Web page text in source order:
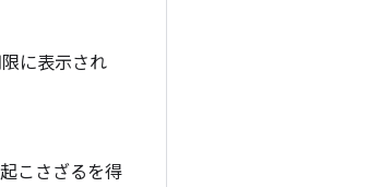
に表示され
こさざるを得